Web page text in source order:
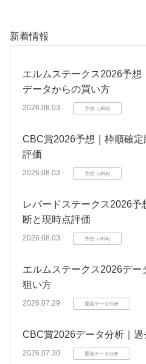
新着情報
エルムステークス2026予想
データからの買い方
2026.08.03 予想（JRA)
CBC賞2026予想｜枠順確
評価
2026.08.03 予想（JRA)
レパードステークス2026予
断と現時点評価
2026.08.03 予想（JRA)
エルムステークス2026デー
狙い方
2026.07.29 重賞データ分析
CBC賞2026データ分析｜
2026.07.30 重賞データ分析